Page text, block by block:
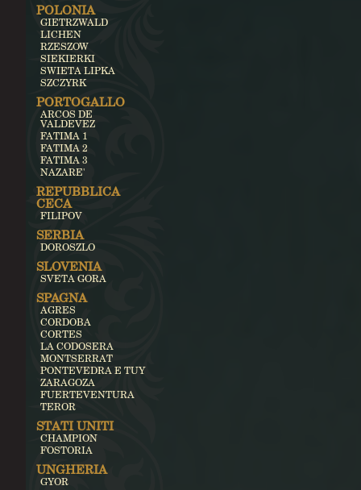
POLONIA
GIETRZWALD
LICHEN
RZESZOW
SIEKIERKI
SWIETA LIPKA
SZCZYRK
PORTOGALLO
ARCOS DE
VALDEVEZ
FATIMA 1
FATIMA 2
FATIMA 3
NAZARE'
REPUBBLICA
CECA
FILIPOV
SERBIA
DOROSZLO
SLOVENIA
SVETA GORA
SPAGNA
AGRES
CORDOBA
CORTES
LA CODOSERA
MONTSERRAT
PONTEVEDRA E TUY
ZARAGOZA
FUERTEVENTURA
TEROR
STATI UNITI
CHAMPION
FOSTORIA
UNGHERIA
GYOR